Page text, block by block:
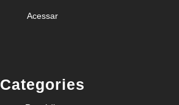
Acessar
Categories